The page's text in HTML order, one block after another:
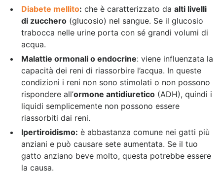
Diabete mellito: che è caratterizzato da alti livelli
di zucchero (glucosio) nel sangue. Se il glucosio
trabocca nelle urine porta con sé grandi volumi di
acqua.
Malattie ormonali o endocrine: viene influenzata la
capacità dei reni di riassorbire l’acqua. In queste
condizioni i reni non sono stimolati o non possono
rispondere all’ormone antidiuretico (ADH), quindi i
liquidi semplicemente non possono essere
riassorbiti dai reni.
Ipertiroidismo: è abbastanza comune nei gatti più
anziani e può causare sete aumentata. Se il tuo
gatto anziano beve molto, questa potrebbe essere
la causa.